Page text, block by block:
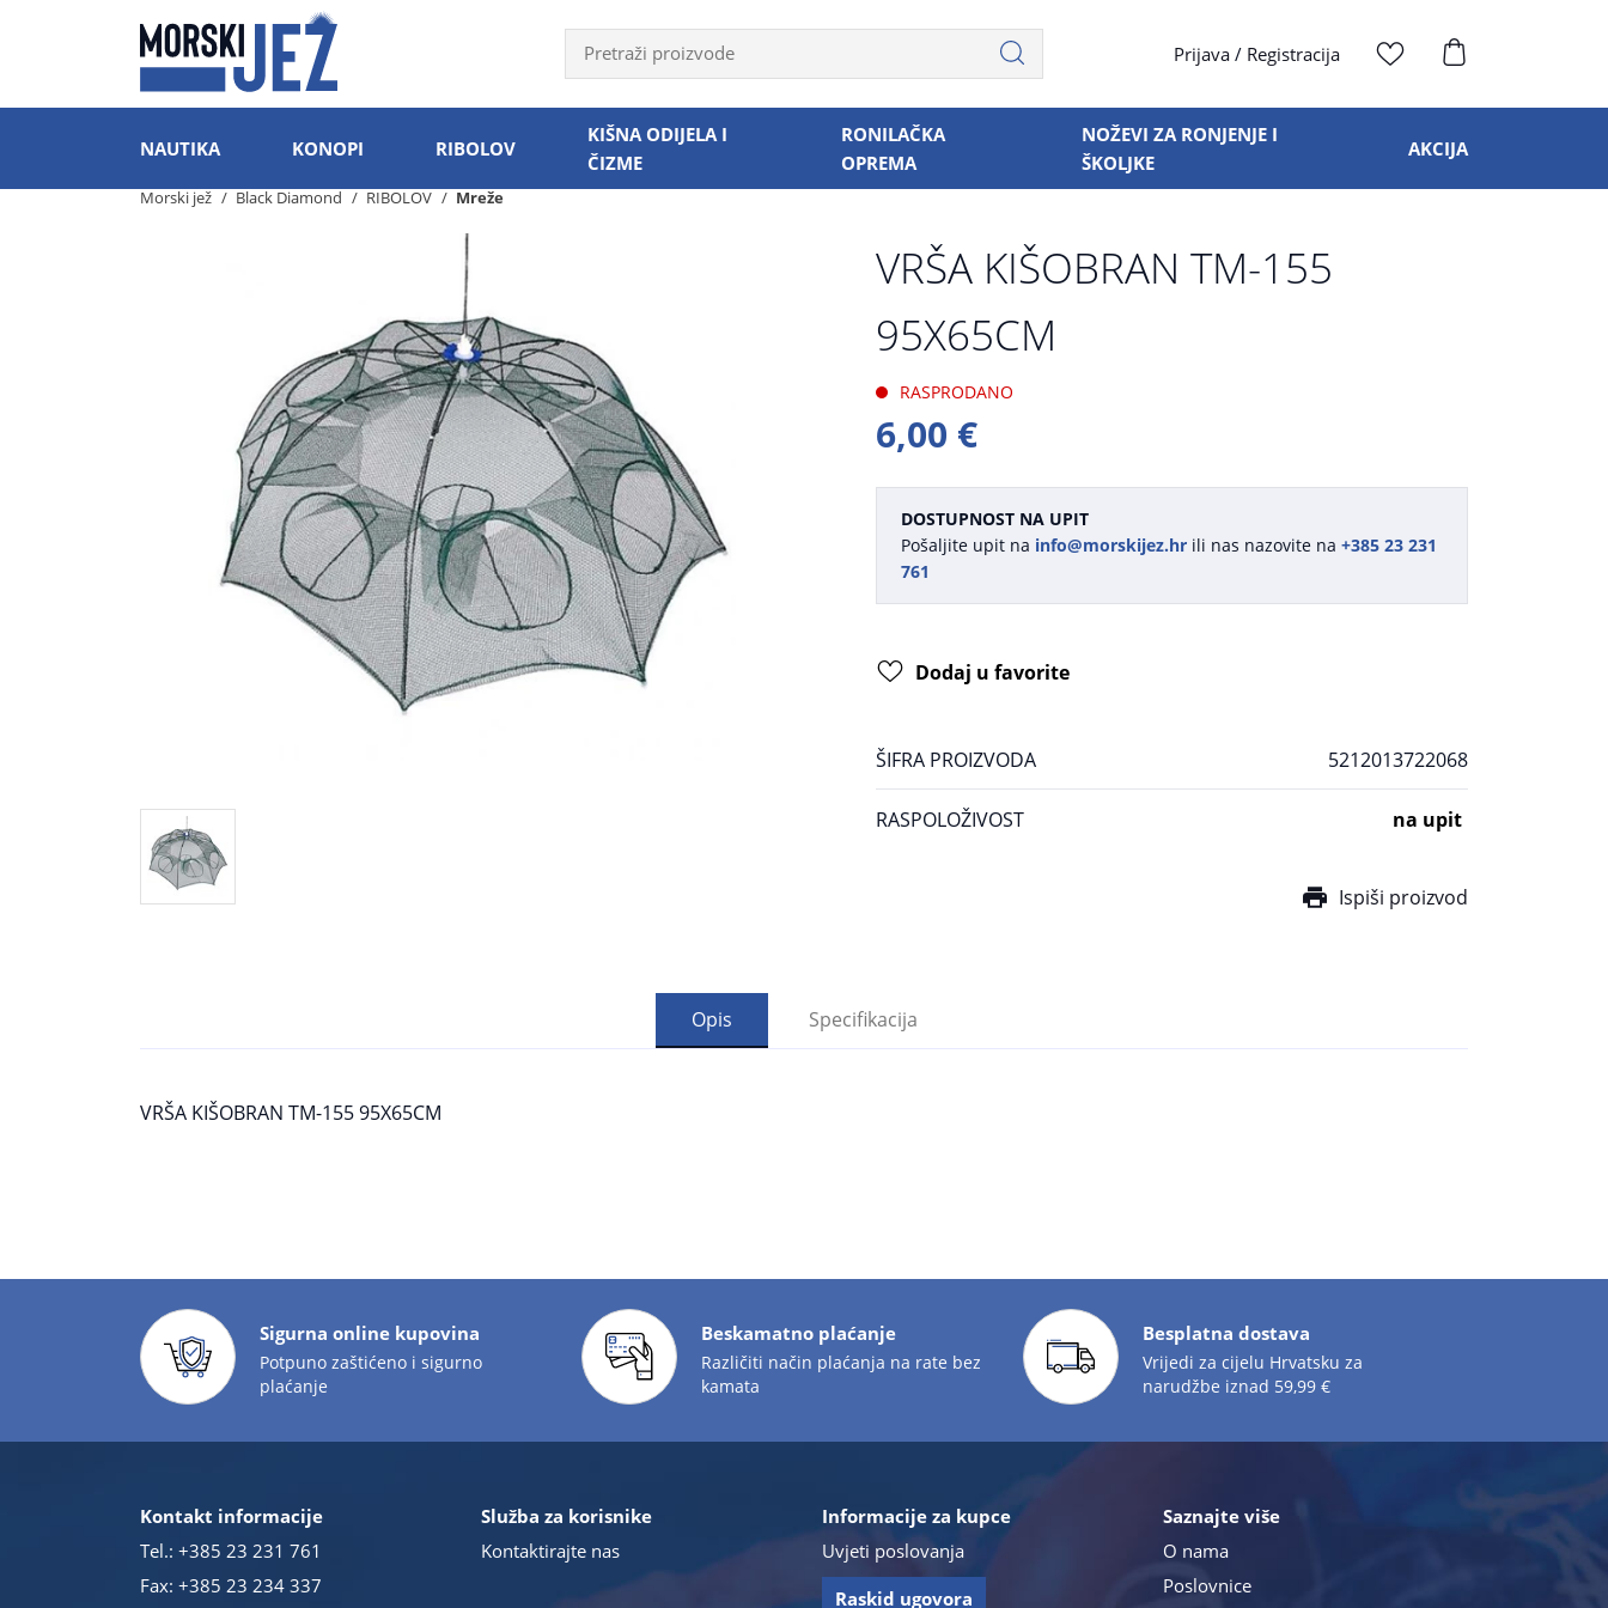
Prijava / Registracija
NAUTIKA KONOPI RIBOLOV
KIŠNA ODIJELA I
ČIZME
RONILAČKA
OPREMA
NOŽEVI ZA RONJENJE I
ŠKOLJKE
AKCIJA
Morski jež Black Diamond RIBOLOV Mreže
VRŠA KIŠOBRAN TM-155
95X65CM
RASPRODANO
6,00 €
DOSTUPNOST NA UPIT
Pošaljite upit na info@morskijez.hr ili nas nazovite na +385 23 231
761
Dodaj u favorite
ŠIFRA PROIZVODA 5212013722068
RASPOLOŽIVOST na upit
Ispiši proizvod
Opis Specifikacija
VRŠA KIŠOBRAN TM-155 95X65CM
Sigurna online kupovina
Potpuno zaštićeno i sigurno
plaćanje
Beskamatno plaćanje
Različiti način plaćanja na rate bez
kamata
Besplatna dostava
Vrijedi za cijelu Hrvatsku za
narudžbe iznad 59,99 €
Kontakt informacije
Tel.: +385 23 231 761
Fax: +385 23 234 337
Služba za korisnike
Kontaktirajte nas
Informacije za kupce
Uvjeti poslovanja
Raskid ugovora
Saznajte više
O nama
Poslovnice